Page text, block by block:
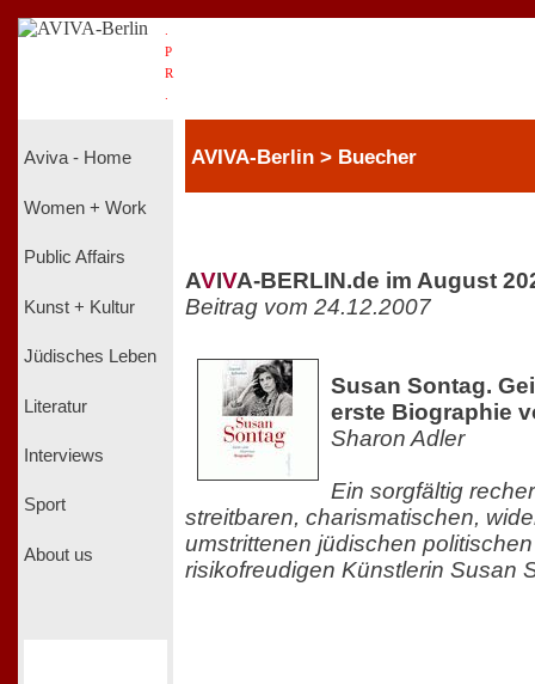
P
R
Aviva - Home
Women + Work
Public Affairs
Kunst + Kultur
Jüdisches Leben
Literatur
Interviews
Sport
About us
AVIVA-Berlin > Buecher
AVIVA-BERLIN.de im August
Beitrag vom 24.12.2007
Susan Sontag.
erste Biographie
Sharon Adler
Ein sorgfältig
streitbaren, charismatischen,
umstrittenen jüdischen
risikofreudigen Künstlerin Susan